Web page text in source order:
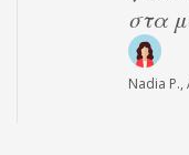
στα
Nadia P.,